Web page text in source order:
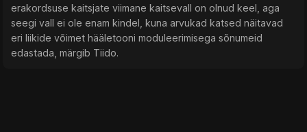
erakordsuse kaitsjate viimane kaitsevall on olnud keel, aga
seegi vall ei ole enam kindel, kuna arvukad katsed näitavad
eri liikide võimet hääletooni moduleerimisega sõnumeid
edastada, märgib Tiido.